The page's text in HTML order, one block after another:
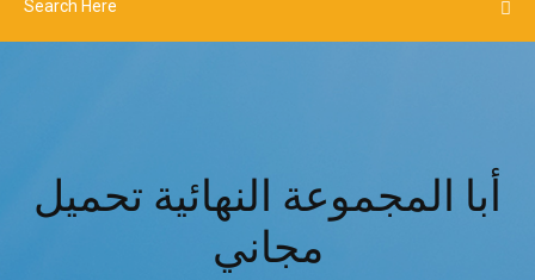
أبا المجموعة النهائية تحميل
مجاني